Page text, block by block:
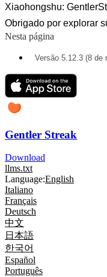
Xiaohongshu:
Obrigado por explorar
Nesta página
Versão 5.12.3 (8 de
Gentler Streak
Download
llms.txt
Language:English
Italiano
Français
Deutsch
中文
日本語
한국어
Español
Português